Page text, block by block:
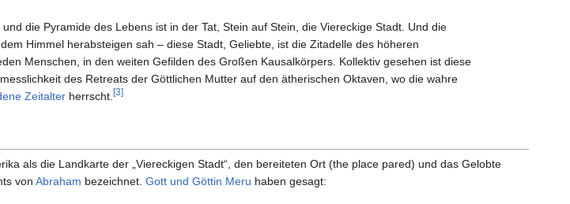
die Pyramide des Lebens ist in der Tat, Stein auf Stein, die Viereckige Stadt. Und die
Himmel herabsteigen sah – diese Stadt, Geliebte, ist die Zitadelle des höheren
Menschen, in den weiten Gefilden des Großen Kausalkörpers. Kollektiv gesehen ist diese
des Retreats der Göttlichen Mutter auf den ätherischen Oktaven, wo die wahre
Zeitalter herrscht. [3]
als die Landkarte der „Viereckigen Stadt“, den bereiteten Ort (the place pared) und das Gelobte
von Abraham bezeichnet. Gott und Göttin Meru haben gesagt: